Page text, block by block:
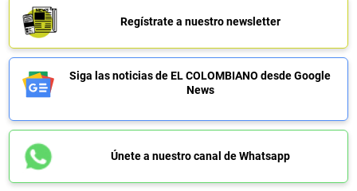
Regístrate a nuestro newsletter
Siga las noticias de EL COLOMBIANO desde Google
News
Únete a nuestro canal de Whatsapp